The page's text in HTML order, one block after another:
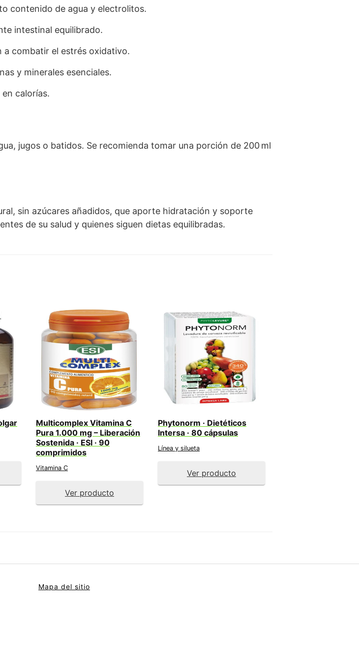
contenido de agua y electrolitos.
intestinal equilibrado.
a combatir el estrés oxidativo.
y minerales esenciales.
calorías.
jugos o batidos. Se recomienda tomar una porción de 200 ml
sin azúcares añadidos, que aporte hidratación y soporte
de su salud y quienes siguen dietas equilibradas.
Multicomplex Vitamina C
Pura 1.000 mg – Liberación
Sostenida · ESI · 90
comprimidos
Vitamina C
Ver producto
Phytonorm · Dietéticos
Intersa · 80 cápsulas
Línea y silueta
Ver producto
Mapa del sitio